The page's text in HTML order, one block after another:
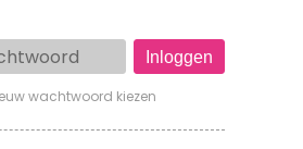
wachtwoord kiezen